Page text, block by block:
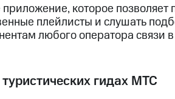
которое позволяет
плейлисты и слушать
любого оператора связи
гидах МТС